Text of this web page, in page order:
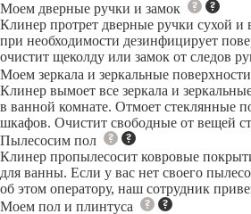
Моем дверные ручки и замок
Клинер протрет дверные ручки сухой и
при необходимости дезинфицирует
очистит щеколду или замок от следов
Моем зеркала и зеркальные поверхности
Клинер вымоет все зеркала и
в ванной комнате. Отмоет стеклянные
шкафов. Очистит свободные от вещей
Пылесосим пол
Клинер пропылесосит ковровые
для ванны. Если у вас нет своего
об этом оператору, наш сотрудник
Моем пол и плинтуса